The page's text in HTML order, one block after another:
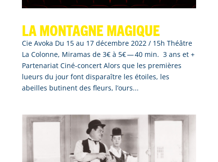
La montagne magique
Cie Avoka Du 15 au 17 décembre 2022 / 15h Théâtre
La Colonne, Miramas de 3€ à 5€ — 40 min. 3 ans et +
Partenariat Ciné-concert Alors que les premières
lueurs du jour font disparaître les étoiles, les
abeilles butinent des fleurs, l’ours...